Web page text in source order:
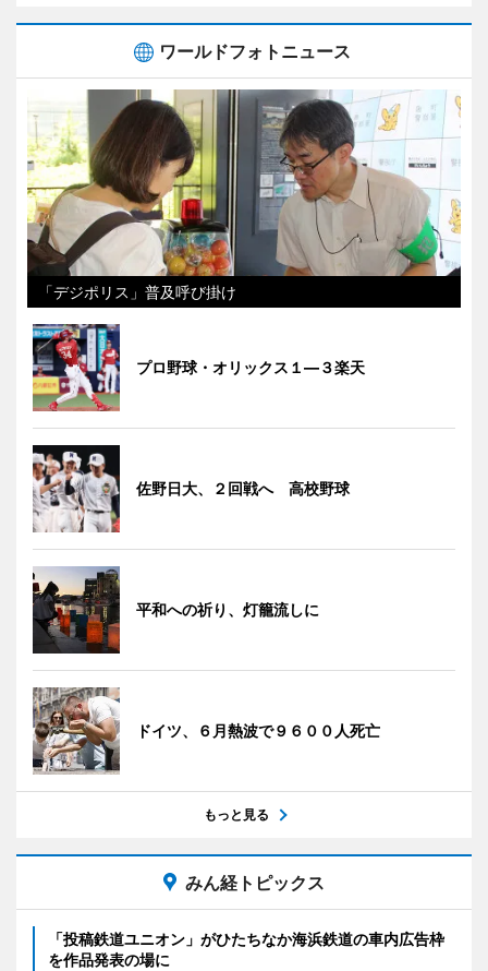
ワールドフォトニュース
「デジポリス」普及呼び掛け
プロ野球・オリックス１―３楽天
佐野日大、２回戦へ 高校野球
平和への祈り、灯籠流しに
ドイツ、６月熱波で９６００人死亡
もっと見る
みん経トピックス
「投稿鉄道ユニオン」がひたちなか海浜鉄道の車内広告枠
を作品発表の場に